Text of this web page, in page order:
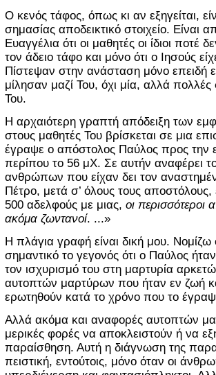
Ο κενός τάφος, όπως κι αν εξηγείται,
σημασίας αποδεικτικό στοιχείο. Είναι
Ευαγγέλια ότι οι μαθητές οι ίδιοι ποτέ
τον άδειο τάφο και μόνο ότι ο Ιησούς
Πίστεψαν στην ανάσταση μόνο επειδή
μίλησαν μαζί Του, όχι μία, αλλά
Του.
Η αρχαιότερη γραπτή απόδειξη των
στους μαθητές Του βρίσκεται σε μια
έγραψε ο απόστολος Παύλος προς την
περίπου το 56 μΧ. Σε αυτήν αναφέρει
ανθρώπων που είχαν δει τον
Πέτρο, μετά σ’ όλους τους
500 αδελφούς με μιας, οι περισσότεροι
ακόμα ζωντανοί. ...»
Η πλάγια γραφή είναι δική μου. Νομίζω
σημαντικό το γεγονός ότι ο Παύλος ήταν
τον ισχυρισμό του στη μαρτυρία
αυτοπτών μαρτύρων που ήταν εν ζωή
ερωτηθούν κατά το χρόνο που το
Αλλά ακόμα και αναφορές αυτοπτών
μερικές φορές να αποκλειστούν ή να
παραίσθηση. Αυτή η διάγνωση της
πειστική, εντούτοις, μόνο όταν οι